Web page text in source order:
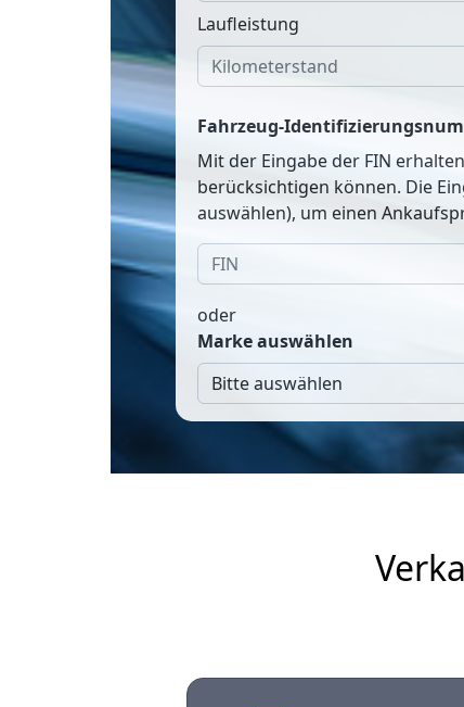
Laufleistung
Fahrzeug-
Mit der Eingabe der FIN
berücksichtigen können. Die
auswählen), um einen
oder
Marke auswählen